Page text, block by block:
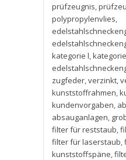
prüfzeugnis,
polypropylenvlies,
kategorie l,
zugfeder,verzinkt,
kunststoffrahmen,
kundenvorgaben,
absauganlagen,
filter für reststaub,
filter für laserstaub,
kunststoffspäne,